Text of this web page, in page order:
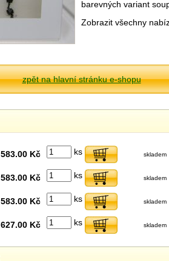
barevných variant
Zobrazit všechny
zpět na hlavní stránku e-shopu
583.00 Kč ks skladem
583.00 Kč ks skladem
583.00 Kč ks skladem
627.00 Kč ks skladem